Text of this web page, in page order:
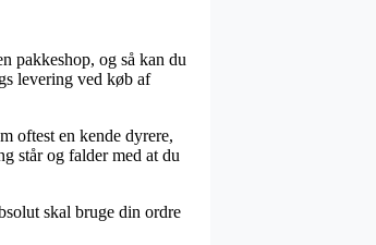
pakkeshop, og så kan du
levering ved køb af
oftest en kende dyrere,
står og falder med at du
skal bruge din ordre